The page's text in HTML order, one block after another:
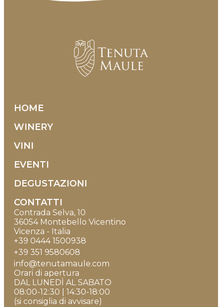
HOME
WINERY
VINI
EVENTI
DEGUSTAZIONI
CONTATTI
Contrada Selva, 10
36054 Montebello Vicentino
Vicenza - Italia
+39 0444 1500938
+39 351 9580608
info@tenutamaule.com
Orari di apertura
DAL LUNEDÌ AL SABATO
08:00-12:30 | 14:30-18:00
(si consiglia di avvisare)